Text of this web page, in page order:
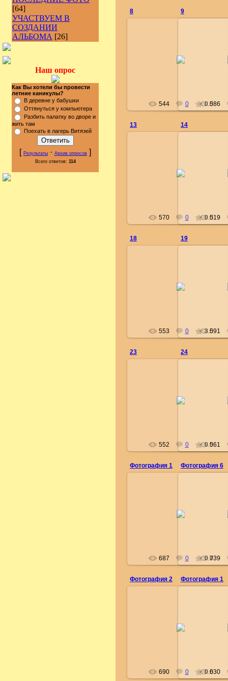
[64]
УЧАСТВУЕМ В
СОЗДАНИИ
АЛЬБОМА [26]
Наш опрос
Как Вы хотели бы провести
летние каникулы?
В деревне у бабушки
Оттянуться у компьютера
Разбить палатку во дворе и
жить там
Поехать в лагерь Витязей
[ Результаты · Архив опросов ]
Всего ответов: 114
8
544 0 0.0
9
586
13
570 0 0.0
14
519
18
553 0 3.0
19
591
23
552 0 0.0
24
561
Фотография 1
687 0 0.0
Фотография 6
739
Фотография 2
690 0 0.0
Фотография 1
630